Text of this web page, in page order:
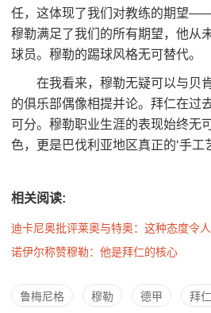
任，这体现了我们对教练的期望——
穆勒满足了我们的所有期望，他从
球员。穆勒的踢球风格无可替代。
在我看来，穆勒无疑可以与贝
的俱乐部偶像相提并论。拜仁在过
可分。穆勒职业生涯的表现始终无
色，更是巴伐利亚地区真正的‘手工
相关阅读:
迪卡尼奥批评莱奥与特奥：这种态度令
诺伊尔称赞穆勒：他是拜仁的核心
鲁梅尼格 穆勒 德甲 拜